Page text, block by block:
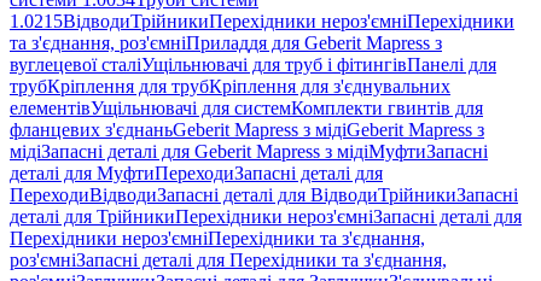
1.0215ВідводиТрійникиПерехідники нероз'ємніПерехідники
та з'єднання, роз'ємніПриладдя для Geberit Mapress з
вуглецевої сталіУщільнювачі для труб і фітингівПанелі для
трубКріплення для трубКріплення для з'єднувальних
елементівУщільнювачі для системКомплекти гвинтів для
фланцевих з'єднаньGeberit Mapress з мідіGeberit Mapress з
мідіЗапасні деталі для Geberit Mapress з мідіМуфтиЗапасні
деталі для МуфтиПереходиЗапасні деталі для
ПереходиВідводиЗапасні деталі для ВідводиТрійникиЗапасні
деталі для ТрійникиПерехідники нероз'ємніЗапасні деталі для
Перехідники нероз'ємніПерехідники та з'єднання,
роз'ємніЗапасні деталі для Перехідники та з'єднання,